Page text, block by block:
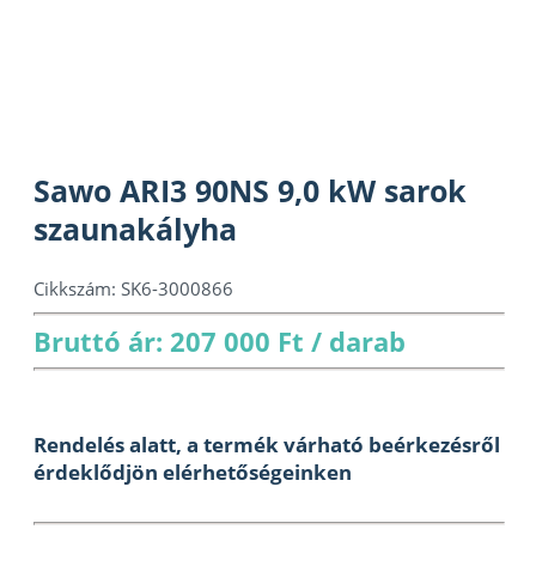
Sawo ARI3 90NS 9,0 kW sarok
szaunakályha
Cikkszám: SK6-3000866
Bruttó ár: 207 000 Ft / darab
Rendelés alatt, a termék várható beérkezésről
érdeklődjön elérhetőségeinken